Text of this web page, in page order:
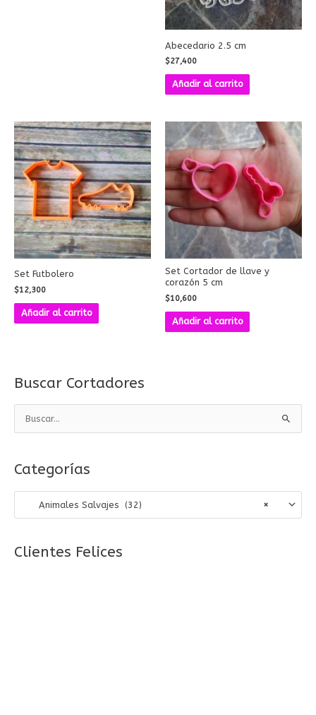
Buscar Cortadores
c
a
o
Categorías
×
Animales Salvajes (32)
Clientes Felices
Abecedario 2.5 cm
$27,400
Añadir al carrito
Set Futbolero
$12,300
Añadir al carrito
Set Cortador de llave y
corazón 5 cm
$10,600
Añadir al carrito